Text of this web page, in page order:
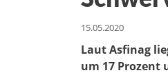
15.05.2020
Laut Asfinag
um 17 Prozent